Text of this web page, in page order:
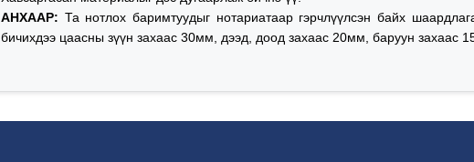
АНХААР: Та нотлох баримтуудыг нотариатаар гэрчлүүлсэн байх
бичихдээ цаасны зүүн захаас 30мм, дээд, доод захаас 20мм, баруун захаас